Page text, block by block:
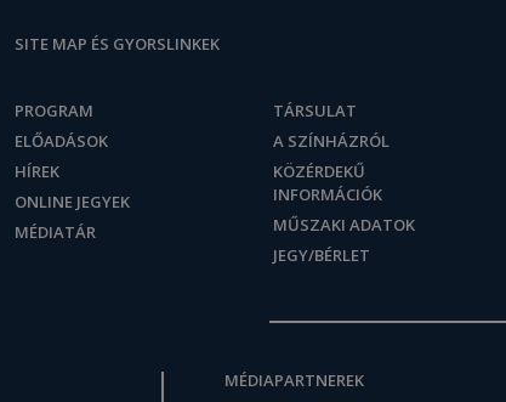
SITE MAP ÉS GYORSLINKEK
PROGRAM
ELŐADÁSOK
HÍREK
ONLINE JEGYEK
MÉDIATÁR
TÁRSULAT
A SZÍNHÁZRÓL
KÖZÉRDEKŰ
INFORMÁCIÓK
MŰSZAKI ADATOK
JEGY/BÉRLET
MÉDIAPARTNEREK